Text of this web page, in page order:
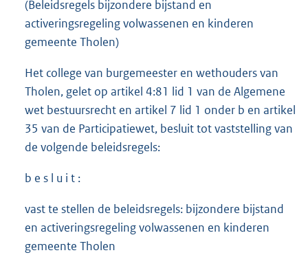
(Beleidsregels bijzondere bijstand en
activeringsregeling volwassenen en kinderen
gemeente Tholen)
Het college van burgemeester en wethouders van
Tholen, gelet op artikel 4:81 lid 1 van de Algemene
wet bestuursrecht en artikel 7 lid 1 onder b en artikel
35 van de Participatiewet, besluit tot vaststelling van
de volgende beleidsregels:
b e s l u i t :
vast te stellen de beleidsregels: bijzondere bijstand
en activeringsregeling volwassenen en kinderen
gemeente Tholen